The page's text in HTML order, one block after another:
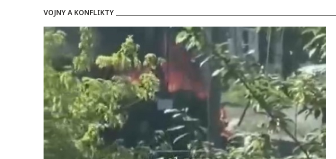
VOJNY A KONFLIKTY